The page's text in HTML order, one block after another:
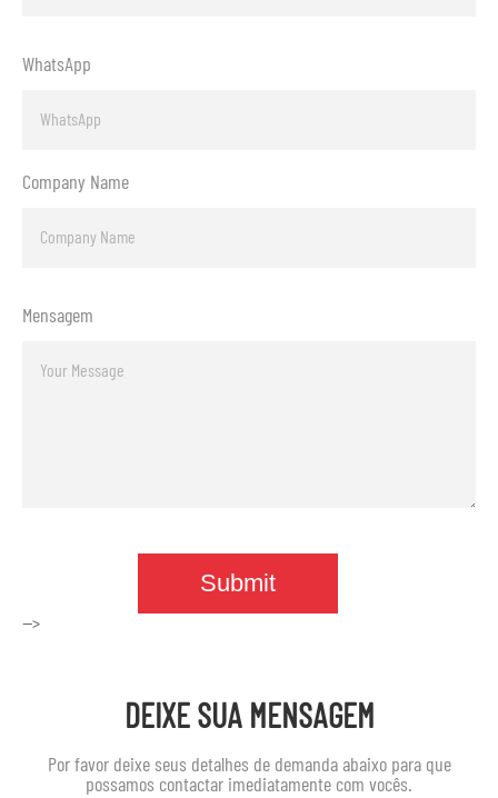
WhatsApp
Company Name
Mensagem
-->
DEIXE SUA MENSAGEM
Por favor deixe seus detalhes de demanda abaixo para que
possamos contactar imediatamente com vocês.